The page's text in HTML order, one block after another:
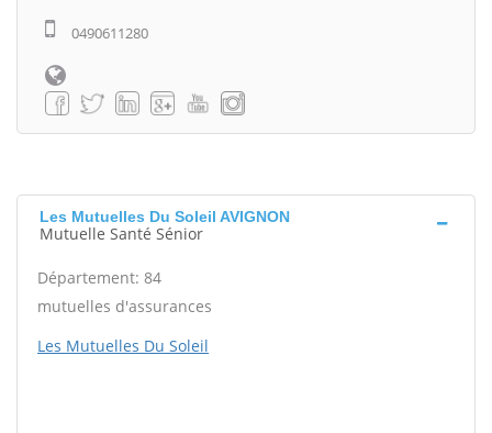
0490611280
Les Mutuelles Du Soleil AVIGNON
Mutuelle Santé Sénior
Département: 84
mutuelles d'assurances
Les Mutuelles Du Soleil